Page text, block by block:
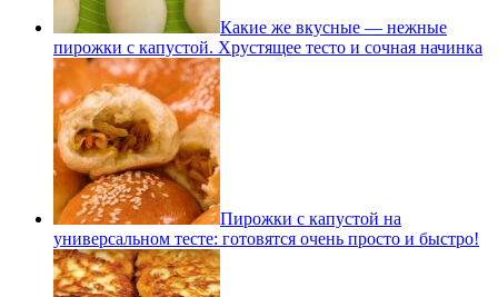
Какие же вкусные — нежные
пирожки с капустой. Хрустящее тесто и сочная начинка
Пирожки с капустой на
универсальном тесте: готовятся очень просто и быстро!